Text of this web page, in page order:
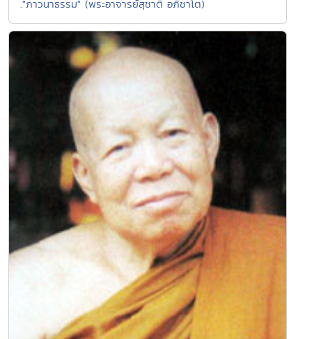
."ภาวนาธรรม" (พระอาจารย์สุชาติ อภิชาโต)